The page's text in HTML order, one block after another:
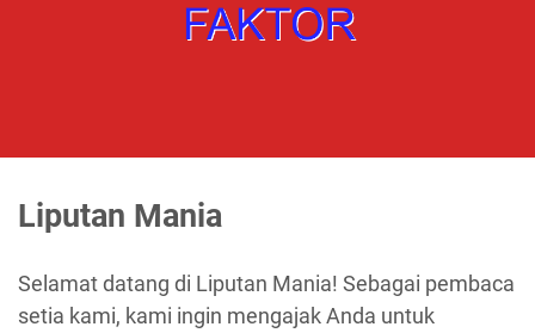
Liputan Mania
Selamat datang di Liputan Mania! Sebagai pembaca
setia kami, kami ingin mengajak Anda untuk